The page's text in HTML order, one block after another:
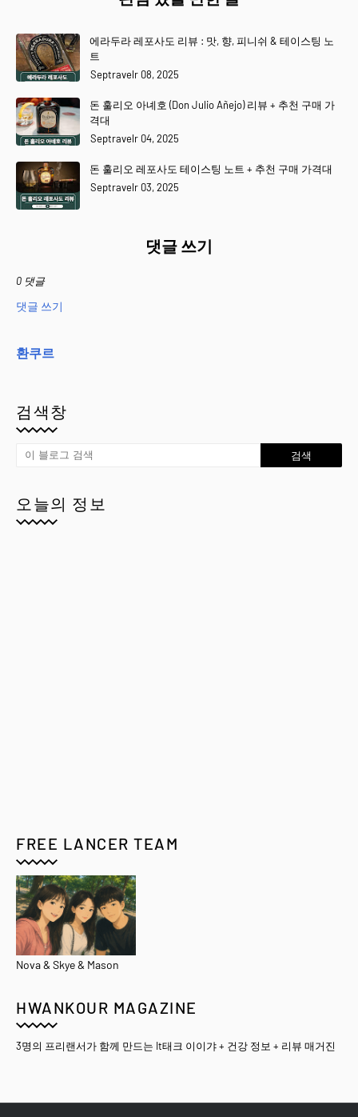
에라두라 레포사도 리뷰 : 맛, 향, 피니쉬 & 테이스팅 노
트
Septravelr 08, 2025
돈 훌리오 아녜호 (Don Julio Añejo) 리뷰 + 추천 구매 가
격대
Septravelr 04, 2025
돈 훌리오 레포사도 테이스팅 노트 + 추천 구매 가격대
Septravelr 03, 2025
댓글 쓰기
0 댓글
댓글 쓰기
환쿠르
검색창
오늘의 정보
FREE LANCER TEAM
Nova & Skye & Mason
HWANKOUR MAGAZINE
3명의 프리랜서가 함께 만드는 It태크 이이갸 + 건강 정보 + 리뷰 매거진